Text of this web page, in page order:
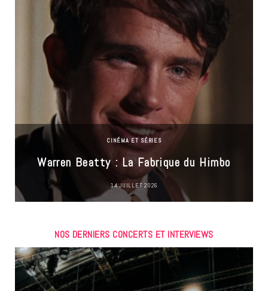
CINÉMA ET SÉRIES
Warren Beatty : La Fabrique du Himbo
14 JUILLET 2026
NOS DERNIERS CONCERTS ET INTERVIEWS